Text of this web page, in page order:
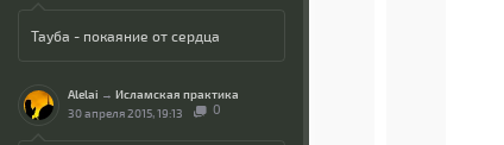
Тауба - покаяние от сердца
Alelai → Исламская практика
30 апреля 2015, 19:13
0